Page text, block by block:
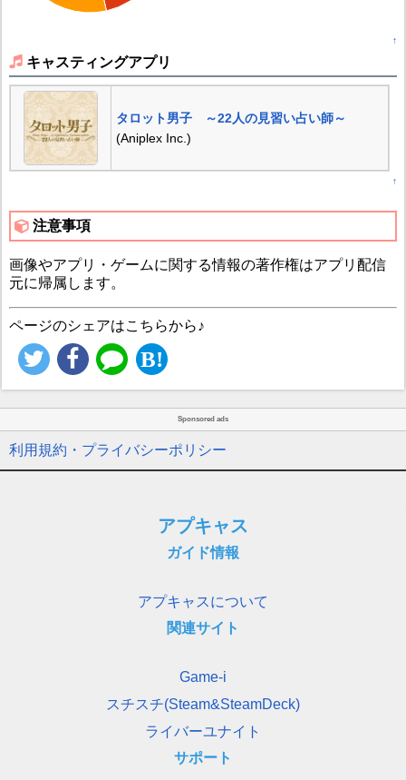
↑
キャスティングアプリ
タロット男子 ～22人の見習い占い師～
(Aniplex Inc.)
↑
注意事項
画像やアプリ・ゲームに関する情報の著作権はアプリ配信
元に帰属します。
ページのシェアはこちらから♪
Sponsored ads
利用規約・プライバシーポリシー
アプキャス
ガイド情報
アプキャスについて
関連サイト
Game-i
スチスチ(Steam&SteamDeck)
ライバーユナイト
サポート